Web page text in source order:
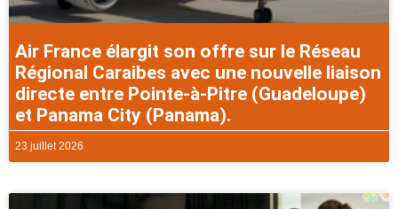
Air France élargit son offre sur le Réseau
Régional Caraibes avec une nouvelle liaison
directe entre Pointe-à-Pitre (Guadeloupe)
et Panama City (Panama).
23 juillet 2026